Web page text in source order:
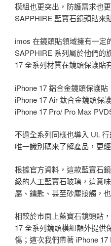
模組也更突出，防護需求也
SAPPHIRE 藍寶石鏡頭貼來
imos 在鏡頭貼領域擁有一定
SAPPHIRE 系列屬於他們的
17 全系列材質在鏡頭保護貼
iPhone 17 鋁合金鏡頭保護貼
iPhone 17 Air 鈦合金鏡頭保
iPhone 17 Pro/ Pro Max
不過全系列同樣也導入 UL
唯一識別碼來了解產品，更
根據官方資料，這款藍寶石
級的人工藍寶石玻璃，這意
屬、鑰匙、甚至砂塵接觸，
相較於市面上藍寶石鏡頭貼
17 全系列鏡頭模組額外提供
傷；這次我們帶著 iPhone